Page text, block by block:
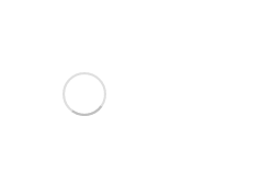
Load More